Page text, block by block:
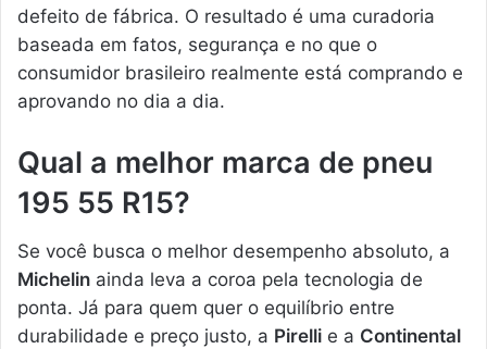
defeito de fábrica. O resultado é uma curadoria
baseada em fatos, segurança e no que o
consumidor brasileiro realmente está comprando e
aprovando no dia a dia.
Qual a melhor marca de pneu
195 55 R15?
Se você busca o melhor desempenho absoluto, a
Michelin ainda leva a coroa pela tecnologia de
ponta. Já para quem quer o equilíbrio entre
durabilidade e preço justo, a Pirelli e a Continental